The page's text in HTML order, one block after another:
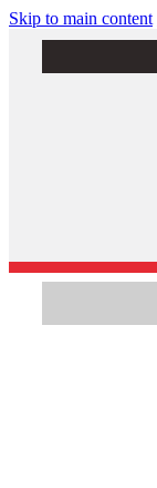
Skip to main content